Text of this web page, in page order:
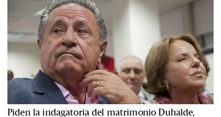
Piden la indagatoria del matrimonio Duhalde,